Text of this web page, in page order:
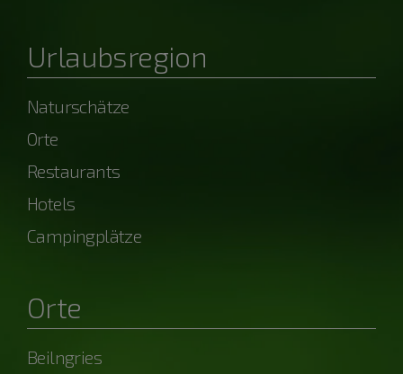
Urlaubsregion
Naturschätze
Orte
Restaurants
Hotels
Campingplätze
Orte
Beilngries